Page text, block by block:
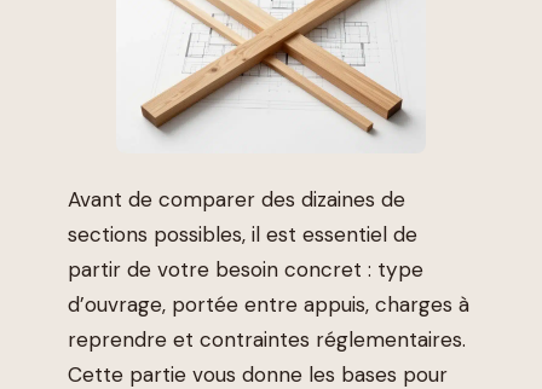
Avant de comparer des dizaines de
sections possibles, il est essentiel de
partir de votre besoin concret : type
d’ouvrage, portée entre appuis, charges à
reprendre et contraintes réglementaires.
Cette partie vous donne les bases pour